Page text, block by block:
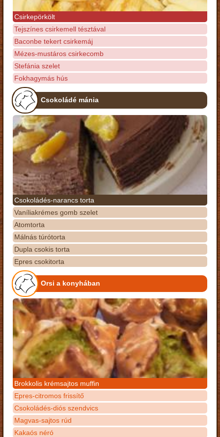
Csirkepörkölt
Tejszínes csirkemell tésztával
Baconbe tekert csirkemáj
Mézes-mustáros csirkecomb
Stefánia szelet
Fokhagymás hús
Csokoládé mánia
Csokoládés-narancs torta
Vaníliakrémes gomb szelet
Atomtorta
Málnás túrótorta
Dupla csokis torta
Epres csokitorta
Orsi a konyhában
Brokkolis krémsajtos muffin
Epres-citromos frissítő
Csokoládés-diós szendvics
Magvas-sajtos rúd
Kakaós néró